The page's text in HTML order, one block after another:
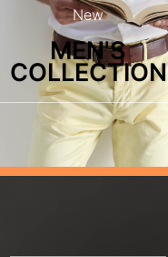
New
MEN'S
COLLECTION